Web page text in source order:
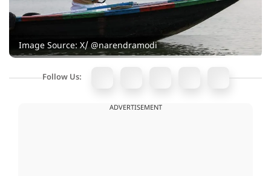
Image Source: X/ @narendramodi
Follow Us:
ADVERTISEMENT